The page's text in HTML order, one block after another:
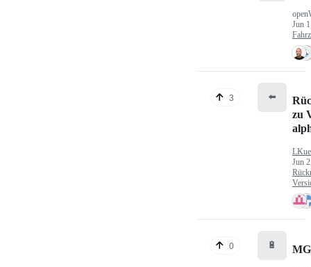
Jun
3 ⬅️
zu
Jun
0 🔋